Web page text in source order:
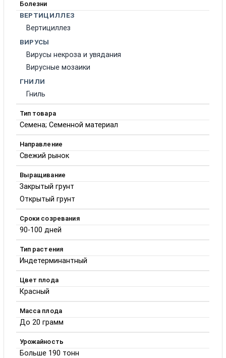
Болезни
ВЕРТИЦИЛЛЕЗ
Вертициллез
ВИРУСЫ
Вирусы некроза и увядания
Вирусные мозаики
ГНИЛИ
Гниль
Тип товара
Семена; Семенной материал
Направление
Свежий рынок
Выращивание
Закрытый грунт
Открытый грунт
Сроки созревания
90-100 дней
Тип растения
Индетерминантный
Цвет плода
Красный
Масса плода
До 20 грамм
Урожайность
Больше 190 тонн